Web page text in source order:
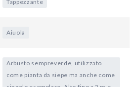
Tappezzante
Aiuola
Arbusto sempreverde, utilizzato
come pianta da siepe ma anche come